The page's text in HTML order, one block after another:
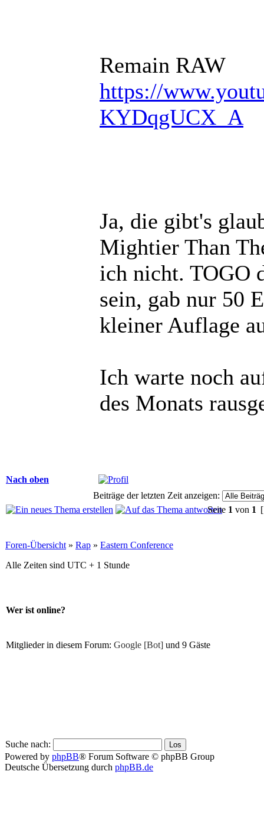
Remain RAW
https://
KYDqgUCX_A
Ja, die gibt's
Mightier Than
ich nicht. TOGO
sein, gab nur 50
kleiner Auflage
Ich warte noch
des Monats
Nach oben
Beiträge der letzten Zeit anzeigen:
Seite 1 von 1
Foren-Übersicht » Rap » Eastern Conference
Alle Zeiten sind UTC + 1 Stunde
Wer ist online?
Mitglieder in diesem Forum: Google [Bot] und 9 Gäste
Suche nach:
Powered by phpBB® Forum Software © phpBB Group
Deutsche Übersetzung durch phpBB.de